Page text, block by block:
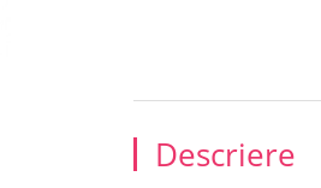
Descriere